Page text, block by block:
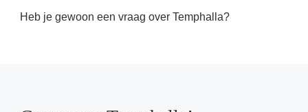
Heb je gewoon een vraag over Temphalla?